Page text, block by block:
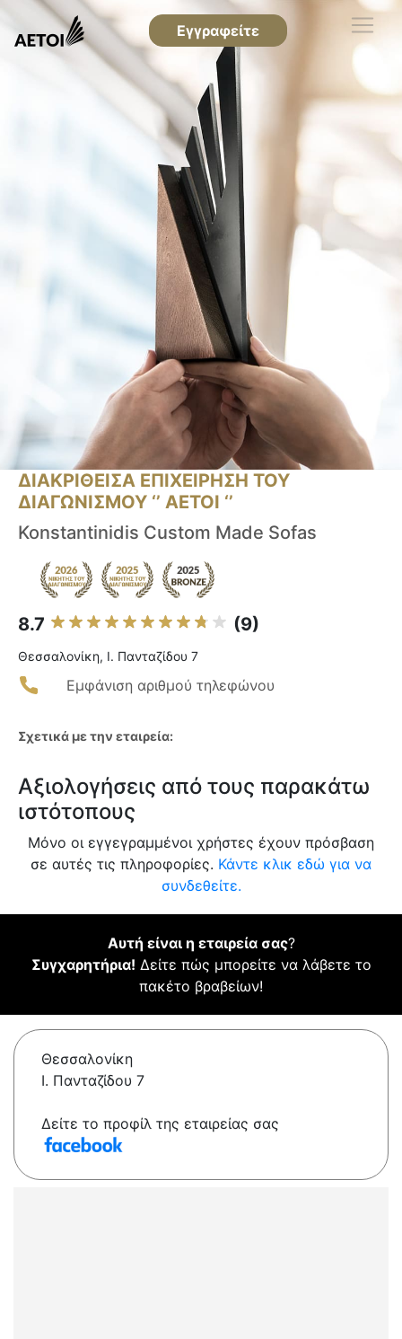
Εγγραφείτε
ΔΙΑΚΡΙΘΕΙΣΑ ΕΠΙΧΕΙΡΗΣΗ ΤΟΥ
ΔΙΑΓΩΝΙΣΜΟΥ ‘’ ΑΕΤΟΙ ‘’
Konstantinidis Custom Made Sofas
8.7 (9)
Θεσσαλονίκη, Ι. Πανταζίδου 7
Εμφάνιση αριθμού τηλεφώνου
Σχετικά με την εταιρεία:
Αξιολογήσεις από τους παρακάτω
ιστότοπους
Μόνο οι εγγεγραμμένοι χρήστες έχουν πρόσβαση
σε αυτές τις πληροφορίες. Κάντε κλικ εδώ για να
συνδεθείτε.
Αυτή είναι η εταιρεία σας?
Συγχαρητήρια! Δείτε πώς μπορείτε να λάβετε το
πακέτο βραβείων!
Θεσσαλονίκη
Ι. Πανταζίδου 7
Δείτε το προφίλ της εταιρείας σας